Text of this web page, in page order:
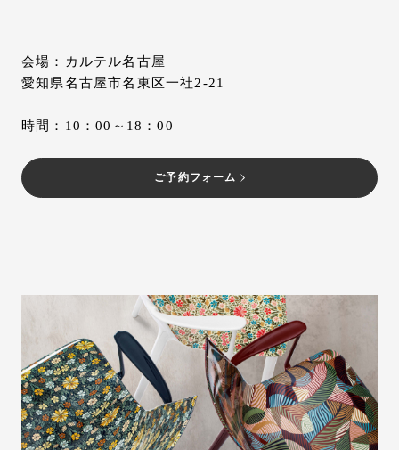
会場：カルテル名古屋
愛知県名古屋市名東区一社2-21
時間：10：00～18：00
ご予約フォーム